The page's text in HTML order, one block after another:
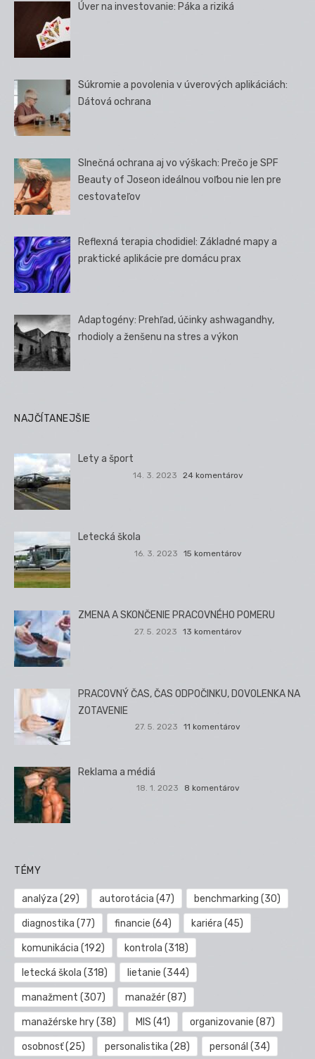
Úver na investovanie: Páka a riziká
Súkromie a povolenia v úverových aplikáciách:
Dátová ochrana
Slnečná ochrana aj vo výškach: Prečo je SPF
Beauty of Joseon ideálnou voľbou nie len pre
cestovateľov
Reflexná terapia chodidiel: Základné mapy a
praktické aplikácie pre domácu prax
Adaptogény: Prehľad, účinky ashwagandhy,
rhodioly a ženšenu na stres a výkon
NAJČÍTANEJŠIE
Lety a šport
14. 3. 2023 24 komentárov
Letecká škola
16. 3. 2023 15 komentárov
ZMENA A SKONČENIE PRACOVNÉHO POMERU
27. 5. 2023 13 komentárov
PRACOVNÝ ČAS, ČAS ODPOČINKU, DOVOLENKA NA
ZOTAVENIE
27. 5. 2023 11 komentárov
Reklama a médiá
18. 1. 2023 8 komentárov
TÉMY
analýza (29) autorotácia (47) benchmarking (30)
diagnostika (77) financie (64) kariéra (45)
komunikácia (192) kontrola (318)
letecká škola (318) lietanie (344)
manažment (307) manažér(87)
manažérske hry(38) MIS (41) organizovanie (87)
osobnosť(25) personalistika (28) personál (34)